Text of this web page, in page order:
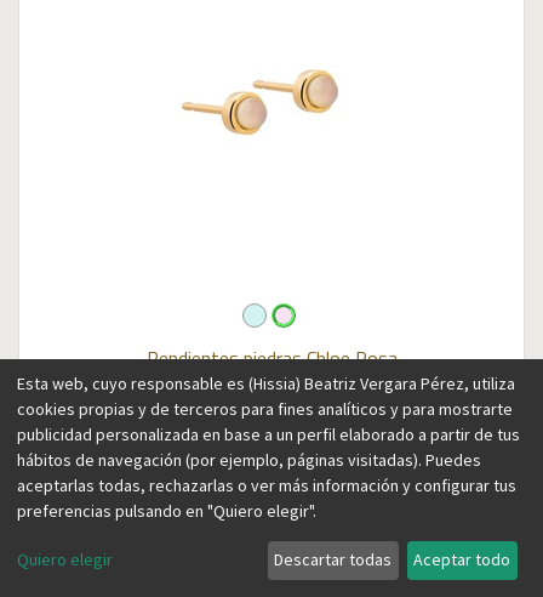
Pendientes piedras ChloeRosa
49,00€
Esta web, cuyo responsable es (Hissia) Beatriz Vergara Pérez, utiliza
cookies propias y de terceros para fines analíticos y para mostrarte
publicidad personalizada en base a un perfil elaborado a partir de tus
hábitos de navegación (por ejemplo, páginas visitadas). Puedes
aceptarlas todas, rechazarlas o ver más información y configurar tus
preferencias pulsando en "Quiero elegir".
Quiero elegir Descartar todas Aceptar todo